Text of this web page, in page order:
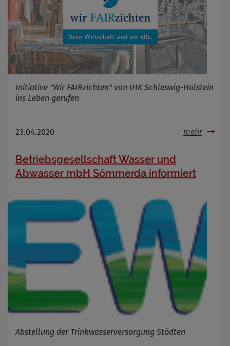
Initiative "Wir FAIRzichten" von IHK Schleswig-Holstein
ins Leben gerufen
23.04.2020 mehr
Betriebsgesellschaft Wasser und
Abwasser mbH Sömmerda informiert
Abstellung der Trinkwasserversorgung Stödten